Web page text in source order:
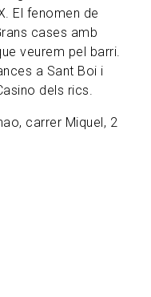
El fenomen de
cases amb
veurem pel barri.
a Sant Boi i
dels rics.
carrer Miquel, 2